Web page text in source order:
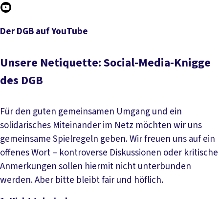
Der DGB auf YouTube
Unsere Netiquette: Social-Media-Knigge
des DGB
Für den guten gemeinsamen Umgang und ein
solidarisches Miteinander im Netz möchten wir uns
gemeinsame Spielregeln geben. Wir freuen uns auf ein
offenes Wort – kontroverse Diskussionen oder kritische
Anmerkungen sollen hiermit nicht unterbunden
werden. Aber bitte bleibt fair und höflich.